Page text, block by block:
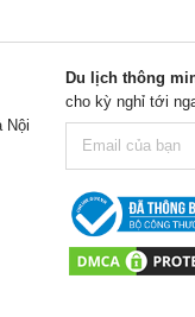
Nội
Du lịch thông
cho kỳ nghỉ tới